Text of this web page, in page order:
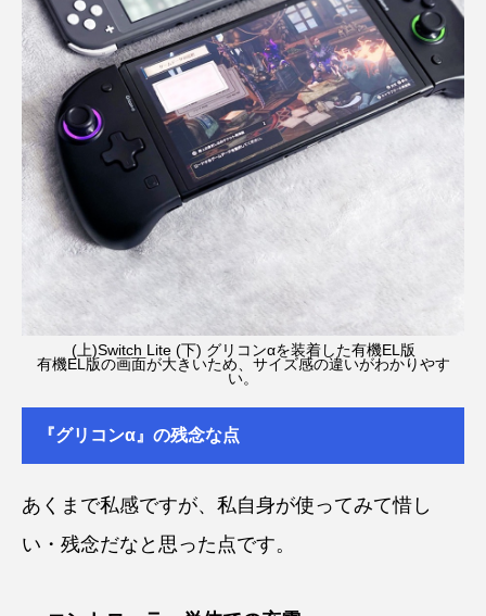
(上)Switch Lite (下) グリコンαを装着した有機EL版
有機EL版の画面が大きいため、サイズ感の違いがわかりやす
い。
『グリコンα』の残念な点
あくまで私感ですが、私自身が使ってみて惜し
い・残念だなと思った点です。